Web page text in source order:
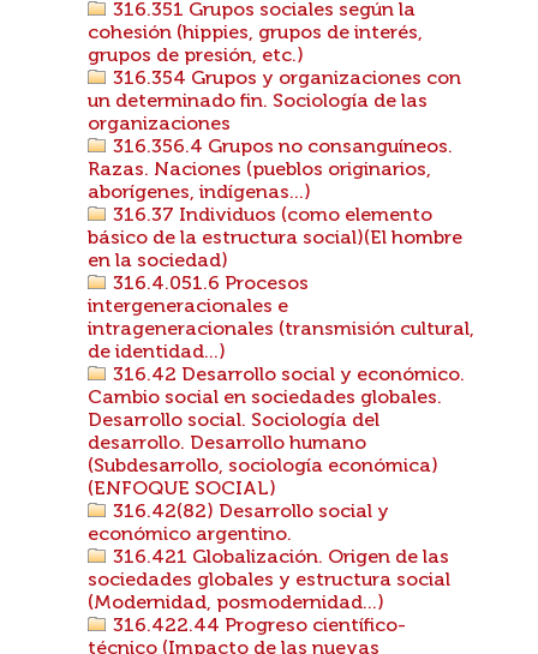
316.351 Grupos sociales según la
cohesión (hippies, grupos de interés,
grupos de presión, etc.)
316.354 Grupos y organizaciones con
un determinado fin. Sociología de las
organizaciones
316.356.4 Grupos no consanguíneos.
Razas. Naciones (pueblos originarios,
aborígenes, indígenas...)
316.37 Individuos (como elemento
básico de la estructura social)(El hombre
en la sociedad)
316.4.051.6 Procesos
intergeneracionales e
intrageneracionales (transmisión cultural,
de identidad...)
316.42 Desarrollo social y económico.
Cambio social en sociedades globales.
Desarrollo social. Sociología del
desarrollo. Desarrollo humano
(Subdesarrollo, sociología económica)
(ENFOQUE SOCIAL)
316.42(82) Desarrollo social y
económico argentino.
316.421 Globalización. Origen de las
sociedades globales y estructura social
(Modernidad, posmodernidad...)
316.422.44 Progreso científico-
técnico (Impacto de las nuevas